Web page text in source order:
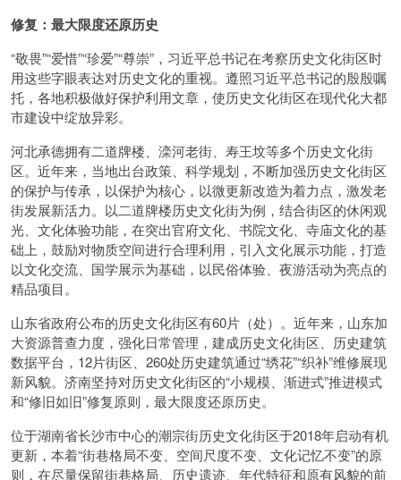
修复：最大限度还原历史
“敬畏”“爱惜”“珍爱”“尊崇”，习近平总书记在考察历史文化街区时
用这些字眼表达对历史文化的重视。遵照习近平总书记的殷殷嘱
托，各地积极做好保护利用文章，使历史文化街区在现代化大都
市建设中绽放异彩。
河北承德拥有二道牌楼、滦河老街、寿王坟等多个历史文化街
区。近年来，当地出台政策、科学规划，不断加强历史文化街区
的保护与传承，以保护为核心，以微更新改造为着力点，激发老
街发展新活力。以二道牌楼历史文化街为例，结合街区的休闲观
光、文化体验功能，在突出官府文化、书院文化、寺庙文化的基
础上，鼓励对物质空间进行合理利用，引入文化展示功能，打造
以文化交流、国学展示为基础，以民俗体验、夜游活动为亮点的
精品项目。
山东省政府公布的历史文化街区有60片（处）。近年来，山东加
大资源普查力度，强化日常管理，建成历史文化街区、历史建筑
数据平台，12片街区、260处历史建筑通过“绣花”“织补”维修展现
新风貌。济南坚持对历史文化街区的“小规模、渐进式”推进模式
和“修旧如旧”修复原则，最大限度还原历史。
位于湖南省长沙市中心的潮宗街历史文化街区于2018年启动有机
更新，本着“街巷格局不变、空间尺度不变、文化记忆不变”的原
则，在尽量保留街巷格局、历史遗迹、年代特征和原有风貌的前